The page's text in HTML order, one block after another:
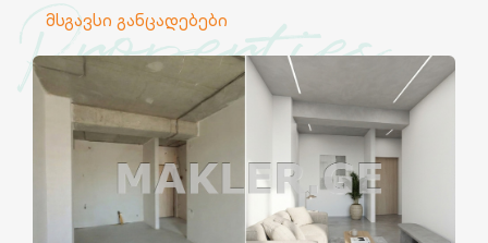
Properties
მსგავსი განცადებები